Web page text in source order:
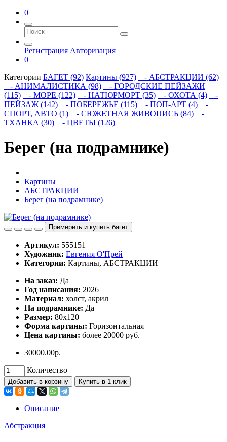
0
Регистрация Авторизация
0
Категории БАГЕТ (92) Картины (927)
- АБСТРАКЦИИ (62)
- АНИМАЛИСТИКА (98)
- ГОРОДСКИЕ ПЕЙЗАЖИ
(115)
- МОРЕ (122) - НАТЮРМОРТ (35) - ОХОТА (4)
-
ПЕЙЗАЖ (142)
- ПОБЕРЕЖЬЕ (115) - ПОП-АРТ (4)
-
СПОРТ, АВТО (1)
- СЮЖЕТНАЯ ЖИВОПИСЬ (84)
-
ТХАНКА (30)
- ЦВЕТЫ (126)
Берег (на подрамнике)
Картины
АБСТРАКЦИИ
Берег (на подрамнике)
Примерить и купить багет
Артикул: 555151
Художник: Евгения О'Прей
Категории: Картины, АБСТРАКЦИИ
Ha заказ: Дa
Год написания: 2026
Материал: холст, акрил
На подрамнике: Да
Размер: 80х120
Форма картины: Горизонтальная
Цена картины: более 20000 руб.
30000.00р.
Количество
Добавить в корзину Купить в 1 клик
Описание
Абстракция